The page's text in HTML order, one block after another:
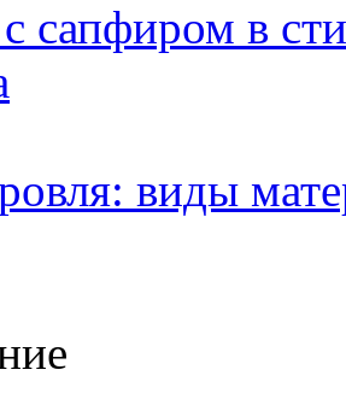
сапфиром в
виды